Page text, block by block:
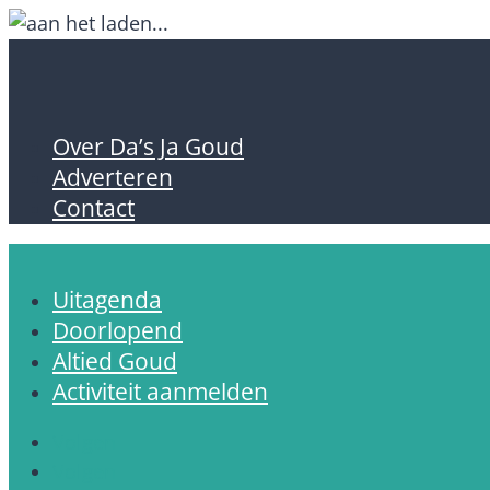
Over Da’s Ja Goud
Adverteren
Contact
Uitagenda
Doorlopend
Altied Goud
Activiteit aanmelden